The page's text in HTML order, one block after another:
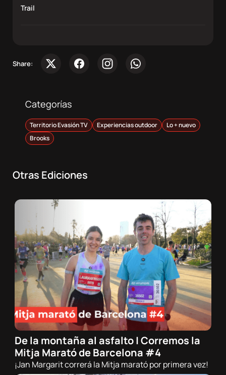
Trail
Share:
Categorías
Territorio Evasión TV Experiencias outdoor
Lo + nuevo
Brooks
Otras Ediciones
16/02/2026 - 21:00h
Trail
De la montaña al asfalto | Corremos la
Mitja Marató de Barcelona #4
¡Jan Margarit correrá la Mitja marató por primera vez!